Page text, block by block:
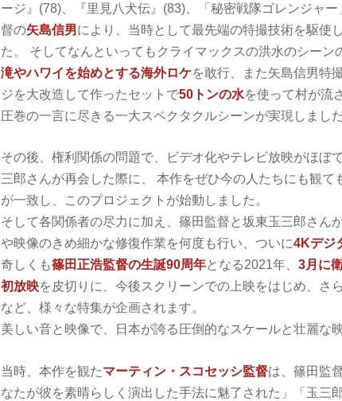
ージ』(78)、『里見八犬伝』(83)、「秘密戦隊ゴレンジャ
督の矢島信男により、当時として最先端の特撮技術を駆使
た。 そしてなんといってもクライマックスの洪水のシーン
滝やハワイを始めとする海外ロケを敢行、また矢島信男特
ジを大改造して作ったセットで50 トンの水を使って村が流
圧巻の一言に尽きる一大スペクタクルシーンが実現しました
その後、権利関係の問題で、ビデオ化やテレビ放映がほぼ
三郎さんが再会した際に、 本作をぜひ今の人たちにも観
が一致し、このプロジェクトが始動しました。
そして各関係者の尽力に加え、篠田監督と坂東玉三郎さん
や映像のきめ細かな修復作業を何度も行い、ついに4Kデジ
奇しくも篠田正浩監督の生誕90周年となる2021年、 3月に
初放映を皮切りに、今後スクリーンでの上映をはじめ、さ
など、様々な特集が企画されます。
美しい音と映像で、日本が誇る圧倒的なスケールと壮麗な
当時、本作を観たマーティン・スコセッシ監督は、篠田監
なたが彼を素晴らしく演出した手法に魅了された」「玉三